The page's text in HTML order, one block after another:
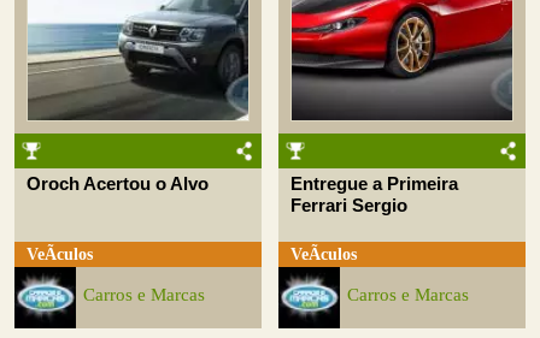
Oroch Acertou o Alvo
VeÃ­culos
Carros e Marcas
Entregue a Primeira
Ferrari Sergio
VeÃ­culos
Carros e Marcas